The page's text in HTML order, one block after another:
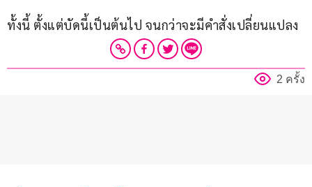
ทั้งนี้ ตั้งแต่บัดนี้เป็นต้นไป จนกว่าจะมีคำสั่งเปลี่ยนแปลง
2 ครั้ง